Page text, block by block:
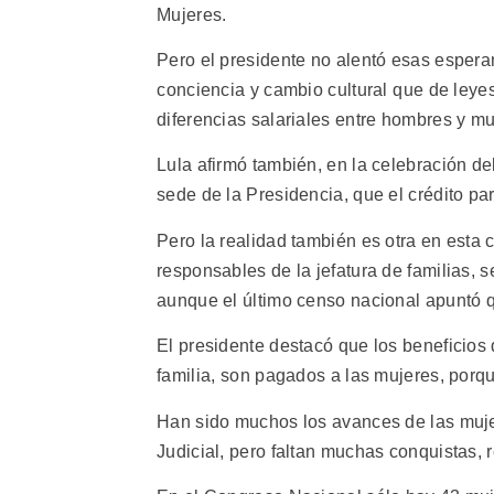
Mujeres.
Pero el presidente no alentó esas
conciencia y cambio cultural que de
diferencias salariales entre hombres y
Lula afirmó también, en la celebración
sede de la Presidencia, que el crédito
Pero la realidad también es otra en esta
responsables de la jefatura de familias,
aunque el último censo nacional apuntó
El presidente destacó que los beneficios
familia, son pagados a las mujeres,
Han sido muchos los avances de las
Judicial, pero faltan muchas conquistas,